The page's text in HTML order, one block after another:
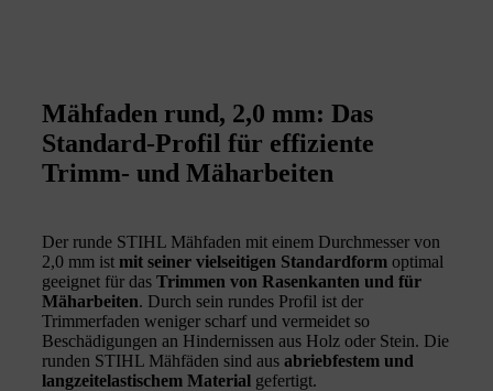
Mähfaden rund, 2,0 mm: Das
Standard-Profil für effiziente
Trimm- und Mäharbeiten
Der runde STIHL Mähfaden mit einem Durchmesser von
2,0 mm ist mit seiner vielseitigen Standardform optimal
geeignet für das Trimmen von Rasenkanten und für
Mäharbeiten. Durch sein rundes Profil ist der
Trimmerfaden weniger scharf und vermeidet so
Beschädigungen an Hindernissen aus Holz oder Stein. Die
runden STIHL Mähfäden sind aus abriebfestem und
langzeitelastischem Material gefertigt.